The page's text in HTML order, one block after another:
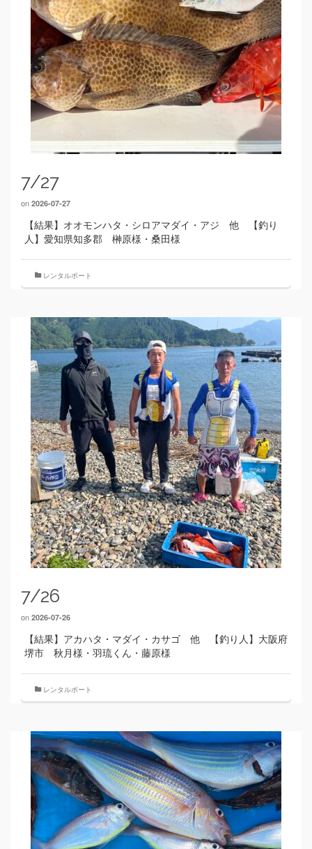
7/27
on 2026-07-27
【結果】オオモンハタ・シロアマダイ・アジ 他 【釣り
人】愛知県知多郡 榊原様・桑田様
レンタルボート
7/26
on 2026-07-26
【結果】アカハタ・マダイ・カサゴ 他 【釣り人】大阪府
堺市 秋月様・羽琉くん・藤原様
レンタルボート